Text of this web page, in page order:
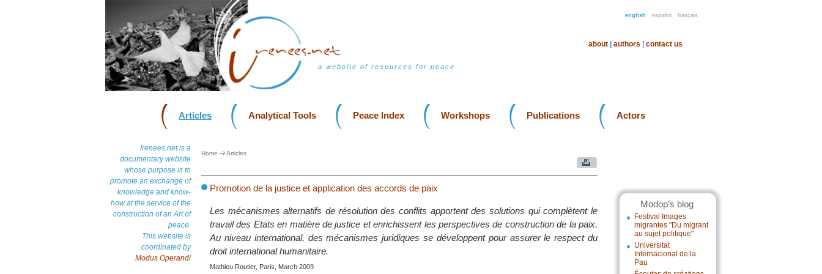
english español français
a website of resources for peace
about authors contact us
Articles Analytical Tools Peace Index Workshops Publications Actors
Irenees.net is a
documentary website
whose purpose is to
promote an exchange of
knowledge and know-
how at the service of the
construction of an Art of
peace.
This website is
coordinated by
Modus Operandi
Modop’s blog
Festival Images
migrantes "Du migrant
au sujet politique"
Universitat
Internacional de la
Pau
Home Articles
Promotion de la justice et application des accords de paix
Les mécanismes alternatifs de résolution des conflits apportent des solutions qui complètent le
travail des Etats en matière de justice et enrichissent les perspectives de construction de la paix.
Au niveau international, des mécanismes juridiques se développent pour assurer le respect du
droit international humanitaire.
Mathieu Routier, Paris, March 2009